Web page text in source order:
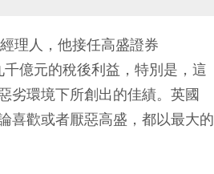
理人，他接任高盛證券
億元的稅後利益，特別是，這
劣環境下所創出的佳績。英國
喜歡或者厭惡高盛，都以最大的